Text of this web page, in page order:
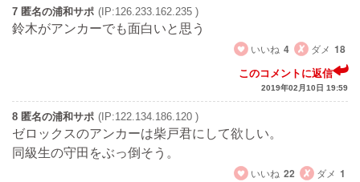
7 匿名の浦和サポ (IP:126.233.162.235 )
鈴木がアンカーでも面白いと思う
いいね 4 ダメ 18
このコメントに返信
2019年02月10日 19:59
8 匿名の浦和サポ (IP:122.134.186.120 )
ゼロックスのアンカーは柴戸君にして欲しい。
同級生の守田をぶっ倒そう。
いいね 22 ダメ 1